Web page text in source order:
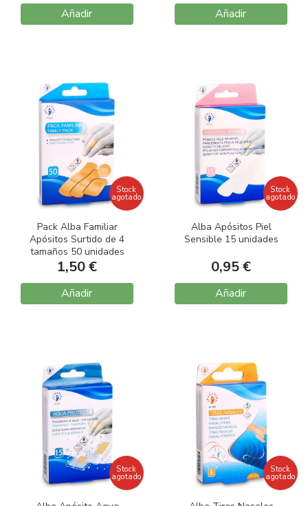
Añadir Añadir
Stock
agotado
Pack Alba Familiar
Apósitos Surtido de 4
tamaños 50 unidades
1,50 €
Añadir
Stock
agotado
Alba Apósitos Piel
Sensible 15 unidades
0,95 €
Añadir
Stock
agotado
Stock
agotado